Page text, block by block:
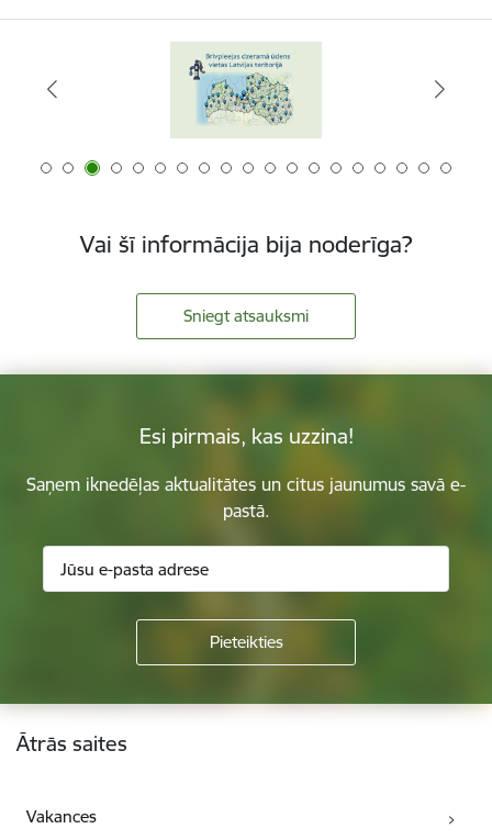
Vai šī informācija bija noderīga?
Sniegt atsauksmi
Esi pirmais, kas uzzina!
Saņem iknedēļas aktualitātes un citus jaunumus savā e-
pastā.
Kājene
Ātrās saites
Vakances